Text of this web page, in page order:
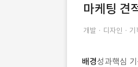
마케팅 견
개발 · 디자인 · 기
배경성과핵심